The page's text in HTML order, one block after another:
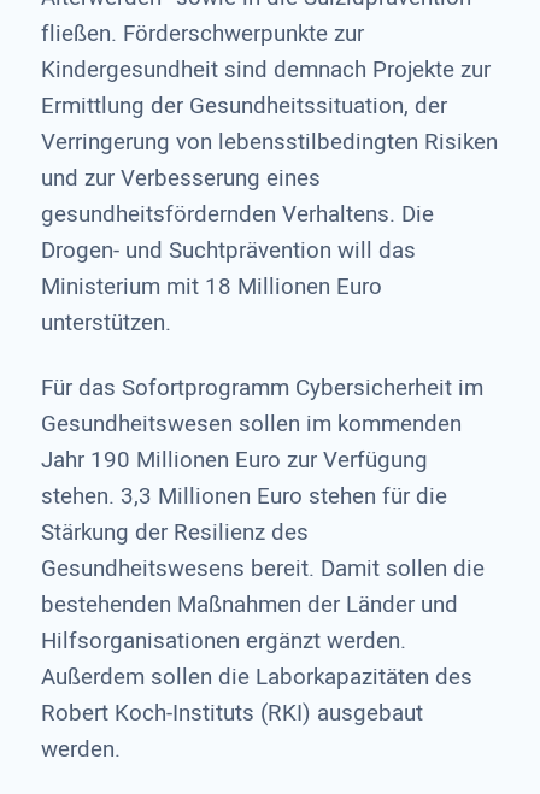
fließen. Förderschwerpunkte zur
Kindergesundheit sind demnach Projekte zur
Ermittlung der Gesundheitssituation, der
Verringerung von lebensstilbedingten Risiken
und zur Verbesserung eines
gesundheitsfördernden Verhaltens. Die
Drogen- und Suchtprävention will das
Ministerium mit 18 Millionen Euro
unterstützen.
Für das Sofortprogramm Cybersicherheit im
Gesundheitswesen sollen im kommenden
Jahr 190 Millionen Euro zur Verfügung
stehen. 3,3 Millionen Euro stehen für die
Stärkung der Resilienz des
Gesundheitswesens bereit. Damit sollen die
bestehenden Maßnahmen der Länder und
Hilfsorganisationen ergänzt werden.
Außerdem sollen die Laborkapazitäten des
Robert Koch-Instituts (RKI) ausgebaut
werden.